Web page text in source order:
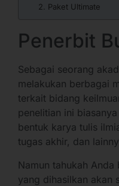
2. Paket Ultimate
Penerbit
Sebagai seorang
melakukan berbagai
terkait bidang
penelitian ini
bentuk karya tulis
tugas akhir, dan
Namun tahukah
yang dihasilkan akan